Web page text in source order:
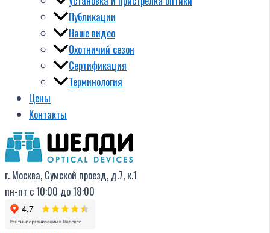
Публикации
Наше видео
Охотничий сезон
Сертификация
Терминология
Цены
Контакты
г. Москва, Сумской проезд, д.7, к.1
пн-пт с 10:00 до 18:00